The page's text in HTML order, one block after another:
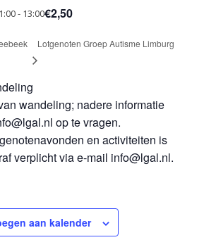
- 13:00€2,50
Lotgenoten Groep Autisme Limburg
wandeling; nadere informatie
op te vragen.
en activiteiten is
verplicht via e-mail info@lgal.nl.
aan kalender